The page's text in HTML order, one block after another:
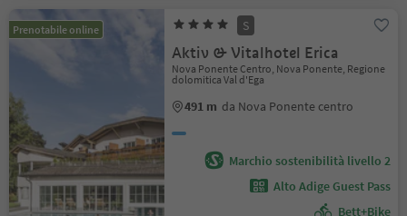
Prenotabile online S
Aktiv & Vitalhotel Erica
Nova Ponente Centro, Nova Ponente, Regione
dolomitica Val d'Ega
491 m da Nova Ponente centro
Marchio sostenibilità livello 2
Alto Adige Guest Pass
Bett+Bike